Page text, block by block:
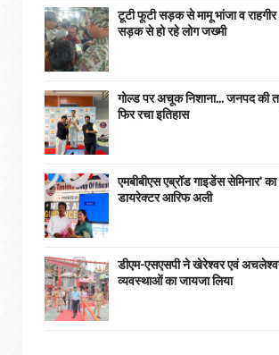
टूटी फूटी सड़क से मामू भांजा व
सड़क से हो रहे लोग जख्मी
गोल्ड पर अचूक निशाना... जनपद की
फिर रचा इतिहास
एमबीबीएस एब्रॉड गाइडेंस सेमिनार'
डायरेक्टर आरिफ अली
डीएम-एसएसपी ने खेरेश्वर एवं
व्यवस्थाओं का जायजा लिया